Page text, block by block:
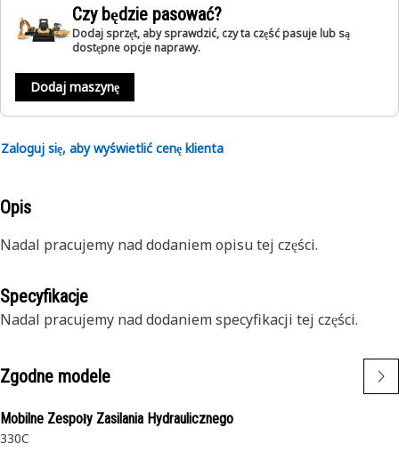
Czy będzie pasować?
Dodaj sprzęt, aby sprawdzić, czy ta część pasuje lub są
dostępne opcje naprawy.
Dodaj maszynę
Zaloguj się, aby wyświetlić cenę klienta
Opis
Nadal pracujemy nad dodaniem opisu tej części.
Specyfikacje
Nadal pracujemy nad dodaniem specyfikacji tej części.
Zgodne modele
Mobilne Zespoły Zasilania Hydraulicznego
330C